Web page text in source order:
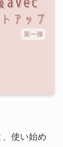
使い始め